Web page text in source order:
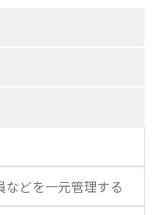
どを一元管理する